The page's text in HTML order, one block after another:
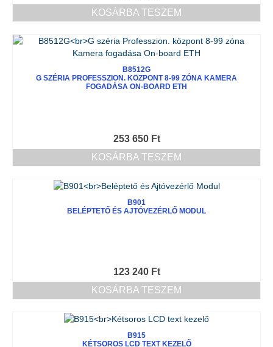
KOSÁRBA TESZEM
B8512G
G SZÉRIA PROFESSZION. KÖZPONT 8-99 ZÓNA KAMERA
FOGADÁSA ON-BOARD ETH
253 650 Ft
KOSÁRBA TESZEM
B901
BELÉPTETŐ ÉS AJTÓVEZÉRLŐ MODUL
123 240 Ft
KOSÁRBA TESZEM
B915
KÉTSOROS LCD TEXT KEZELŐ